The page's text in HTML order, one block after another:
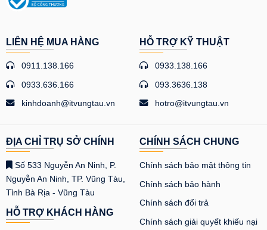
LIÊN HỆ MUA HÀNG
0911.138.166
0933.636.166
kinhdoanh@itvungtau.vn
HỖ TRỢ KỸ THUẬT
0933.138.166
093.3636.138
hotro@itvungtau.vn
ĐỊA CHỈ TRỤ SỞ CHÍNH
Số 533 Nguyễn An Ninh, P.
Nguyễn An Ninh, TP. Vũng Tàu,
Tỉnh Bà Rịa - Vũng Tàu
HỖ TRỢ KHÁCH HÀNG
CHÍNH SÁCH CHUNG
Chính sách bảo mật thông tin
Chính sách bảo hành
Chính sách đổi trả
Chính sách giải quyết khiếu nại